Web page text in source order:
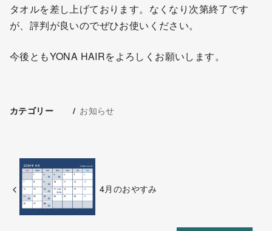
タオルを差し上げております。なくなり次第終了です
が、評判が良いのでぜひお使いください。
今後ともYONA HAIRをよろしくお願いします。
カテゴリー お知らせ
4月のおやすみ